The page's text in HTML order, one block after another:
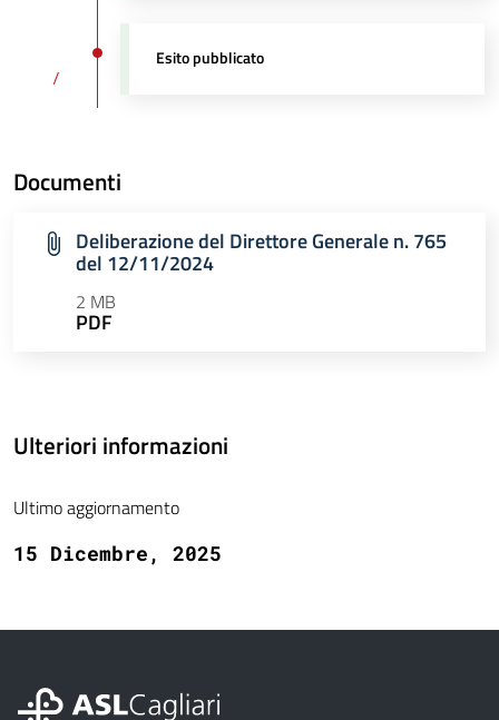
/
Esito pubblicato
Documenti
Deliberazione del Direttore Generale n. 765
del 12/11/2024
2 MB
PDF
Ulteriori informazioni
Ultimo aggiornamento
15 Dicembre, 2025